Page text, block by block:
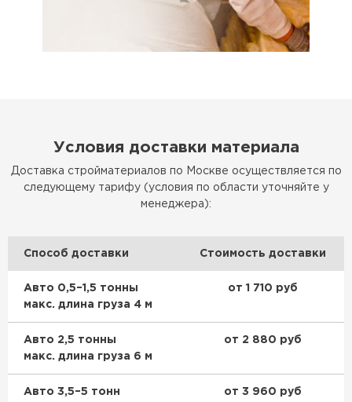
Условия доставки материала
Доставка стройматериалов по Москве осуществляется по
следующему тарифу (условия по области уточняйте у
менеджера):
Способ доставки Стоимость доставки
Авто 0,5–1,5 тонны
макс. длина груза 4 м
от 1 710 руб
Авто 2,5 тонны
макс. длина груза 6 м
от 2 880 руб
Авто 3,5–5 тонн
от 3 960 руб
ПЕРЕЙТИ
Сэндвич-панели
Утеплитель Baswool